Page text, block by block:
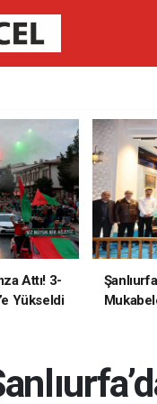
Attı! 3-
Yükseldi